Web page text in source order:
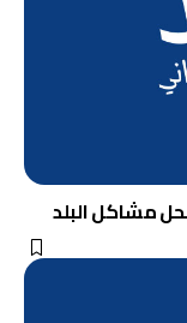
مشاكل البلد